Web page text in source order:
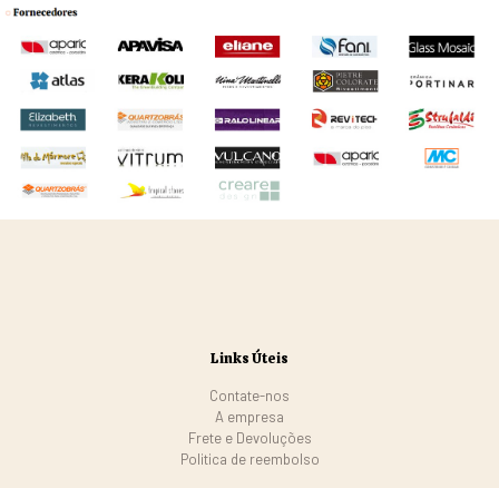
Links Úteis
Contate-nos
A empresa
Frete e Devoluções
Politica de reembolso